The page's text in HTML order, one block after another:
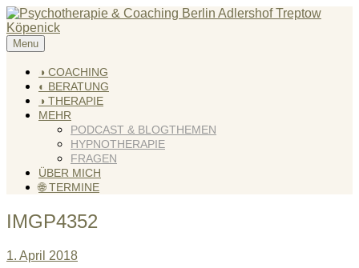
Skip
to
content
KREATIV & GELÖST
Andreas Scholz (HPP) Kreativ Coach & Heilpraktiker für
Psychotherapie
Menu
◑ COACHING
◐ BERATUNG
◑ THERAPIE
MEHR
PODCAST & BLOGTHEMEN
HYPNOTHERAPIE
FRAGEN
ÜBER MICH
🌐 TERMINE
IMGP4352
1. April 2018